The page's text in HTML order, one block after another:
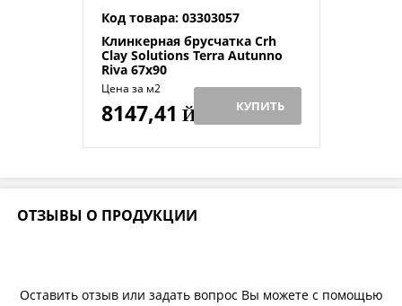
Код товара: 03303057
Клинкерная брусчатка Crh
Clay Solutions Terra Autunno
Riva 67x90
Цена за м2
8147,41 Й КУПИТЬ
ОТЗЫВЫ О ПРОДУКЦИИ
Оставить отзыв или задать вопрос Вы можете с помощью